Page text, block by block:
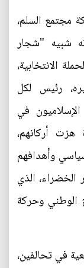
مجتمع السلم،
شبيه "شجار
الانتخابية،
رئيس لكل
في
هزت أركانهم،
وأهدافهم
الخضراء، الذي
الوطني وحركة
في تحالفين،